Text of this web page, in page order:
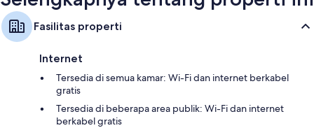
Fasilitas properti
Internet
Tersedia di semua kamar: Wi-Fi dan internet berkabel
gratis
Tersedia di beberapa area publik: Wi-Fi dan internet
berkabel gratis